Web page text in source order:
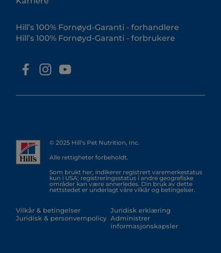
Hill’s 100% Fornøyd-Garanti - forhandlere
Hill’s 100% Fornøyd-Garanti - forbrukere
© 2025 Hill's Pet Nutrition, Inc.
Alle rettigheter forbeholdt.
Som brukt her, indikerer registrert varemerkestatus
kun i USA; registreringsstatus i andre geografiske
områder kan være annerledes. Din bruk av dette
nettstedet er underlagt våre vilkår og betingelser.
Vilkår & betingelser
Juridisk & personvernpolicy
Juridisk erklæring
Administrer
informasjonskapsler